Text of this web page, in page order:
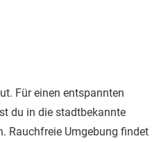
Für einen entspannten
du in die stadtbekannte
Rauchfreie Umgebung findet